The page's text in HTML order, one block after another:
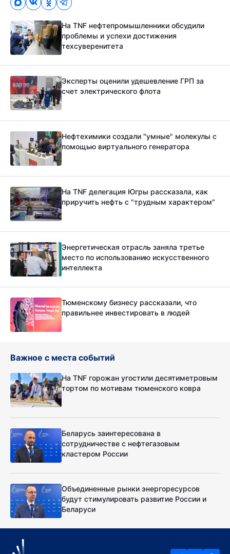
На TNF нефтепромышленники обсудили
проблемы и успехи достижения
техсуверенитета
Эксперты оценили удешевление ГРП за
счет электрического флота
Нефтехимики создали "умные" молекулы с
помощью виртуального генератора
На TNF делегация Югры рассказала, как
приручить нефть с "трудным характером"
Энергетическая отрасль заняла третье
место по использованию искусственного
интеллекта
Тюменскому бизнесу рассказали, что
правильнее инвестировать в людей
Важное с места событий
На TNF горожан угостили десятиметровым
тортом по мотивам тюменского ковра
Беларусь заинтересована в
сотрудничестве с нефтегазовым
кластером России
Объединенные рынки энергоресурсов
будут стимулировать развитие России и
Беларуси